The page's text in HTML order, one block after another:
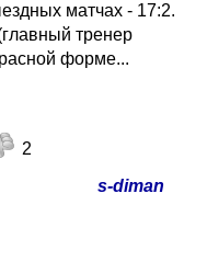
матчах - 17:2.
тренер
форме...
2
s-diman